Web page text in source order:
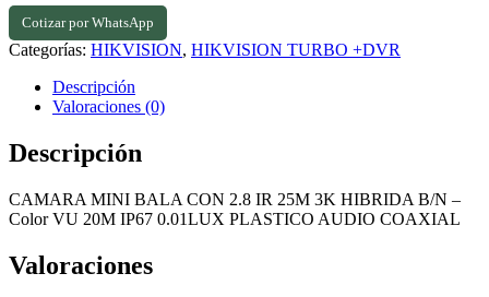
Cotizar por WhatsApp
Categorías: HIKVISION, HIKVISION TURBO +DVR
Descripción
Valoraciones (0)
Descripción
CAMARA MINI BALA CON 2.8 IR 25M 3K HIBRIDA B/N –
Color VU 20M IP67 0.01LUX PLASTICO AUDIO COAXIAL
Valoraciones